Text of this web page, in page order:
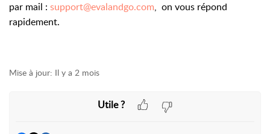
par mail : support@evalandgo.com, on vous répond
rapidement.
Mise à jour: Il y a 2 mois
Utile ?